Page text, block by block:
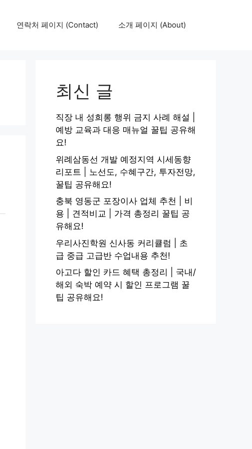
연락처 페이지 (Contact) 소개 페이지 (About)
최신 글
직장 내 성희롱 행위 금지 사례 해설 |
예방 교육과 대응 매뉴얼 꿀팁 공유해
요!
위례삼동선 개발 예정지역 시세동향
리포트 | 노선도, 수혜구간, 투자전망,
꿀팁 공유해요!
충북 영동군 포장이사 업체 추천 | 비
용 | 견적비교 | 가격 총정리 꿀팁 공
유해요!
우리사진학원 신사동 커리큘럼 | 초
급 중급 고급반 수업내용 추천!
아고다 할인 카드 혜택 총정리 | 국내/
해외 숙박 예약 시 할인 프로그램 꿀
팁 공유해요!